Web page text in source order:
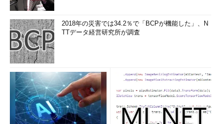
Windows AzureのWebポータル
2018年の災害では34.2％で「BCPが機能した」、N
TTデータ経営研究所が調査